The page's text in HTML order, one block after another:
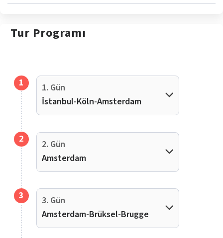
Tur Programı
1
1. Gün
İstanbul-Köln-Amsterdam
2
2. Gün
Amsterdam
3
3. Gün
Amsterdam-Brüksel-Brugge